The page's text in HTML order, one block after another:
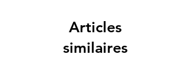
Articles
similaires